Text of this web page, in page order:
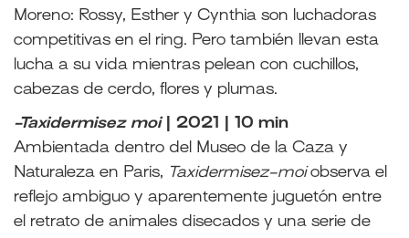
Moreno: Rossy, Esther y Cynthia son luchadoras
competitivas en el ring. Pero también llevan esta
lucha a su vida mientras pelean con cuchillos,
cabezas de cerdo, flores y plumas.
-Taxidermisez moi
| 2021 | 10 min
Ambientada dentro del Museo de la Caza y
Naturaleza en Paris, Taxidermisez-moiobserva el
reflejo ambiguo y aparentemente juguetón entre
el retrato de animales disecados y una serie de